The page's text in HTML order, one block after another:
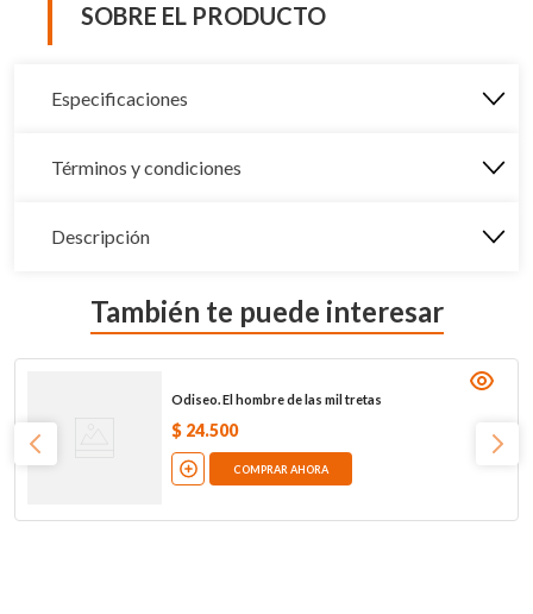
SOBRE EL PRODUCTO
Especificaciones
Términos y condiciones
Descripción
También te puede interesar
Odiseo. El hombre de las mil tretas
$ 24.500
COMPRAR AHORA